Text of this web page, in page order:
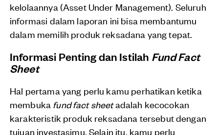
kelolaannya (Asset Under Management). Seluruh
informasi dalam laporan ini bisa membantumu
dalam memilih produk reksadana yang tepat.
Informasi Penting dan Istilah Fund Fact
Sheet
Hal pertama yang perlu kamu perhatikan ketika
membuka fund fact sheetadalah kecocokan
karakteristik produk reksadana tersebut dengan
tujuan investasimu. Selain itu, kamu perlu